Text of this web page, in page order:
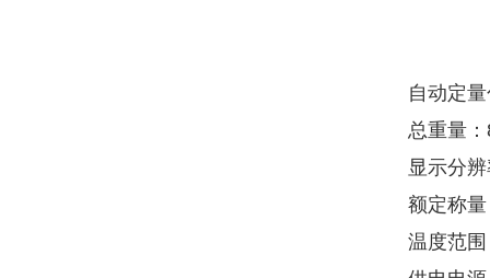
自动定
总重量
显示分
额定称
温度范